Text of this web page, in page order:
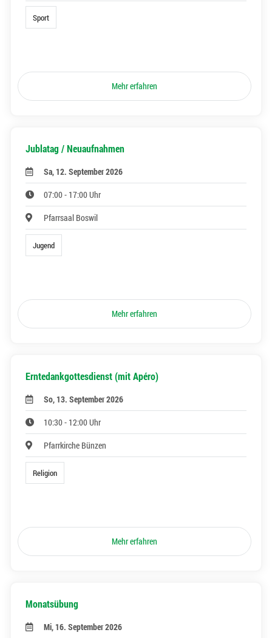
Sport
Mehr erfahren
Jublatag / Neuaufnahmen
Sa, 12. September 2026
07:00 - 17:00 Uhr
Pfarrsaal Boswil
Jugend
Mehr erfahren
Erntedankgottesdienst (mit Apéro)
So, 13. September 2026
10:30 - 12:00 Uhr
Pfarrkirche Bünzen
Religion
Mehr erfahren
Monatsübung
Mi, 16. September 2026